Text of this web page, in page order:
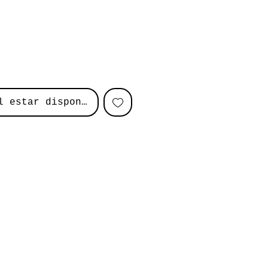
estar disponible